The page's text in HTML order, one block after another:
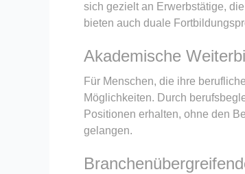
sich gezielt an Erwerbstätige,
bieten auch duale
Akademische
Für Menschen, die ihre
Möglichkeiten. Durch
Positionen erhalten, ohne den
gelangen.